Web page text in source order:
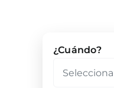
¿Cuándo?